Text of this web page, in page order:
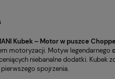
Kubek – Motor w puszce
motoryzacji. Motyw legendarnego
niebanalne dodatki. Kubek
pierwszego spojrzenia.